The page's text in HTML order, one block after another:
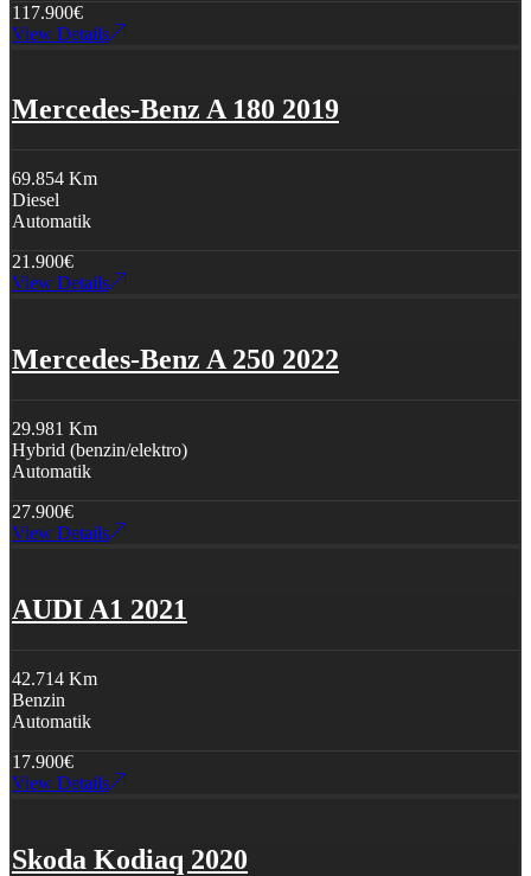
117.900€
View Details
Mercedes-Benz A 180 2019
69.854 Km
Diesel
Automatik
21.900€
View Details
Mercedes-Benz A 250 2022
29.981 Km
Hybrid (benzin/elektro)
Automatik
27.900€
View Details
AUDI A1 2021
42.714 Km
Benzin
Automatik
17.900€
View Details
Skoda Kodiaq 2020